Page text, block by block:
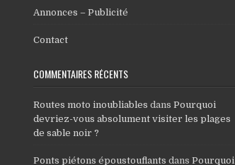
Annonces – Publicité
Contact
COMMENTAIRES RÉCENTS
Routes moto inoubliables dans Pourquoi
devriez-vous absolument visiter les plages
de sable noir ?
Ponts piétons époustouflants dans Pourquoi